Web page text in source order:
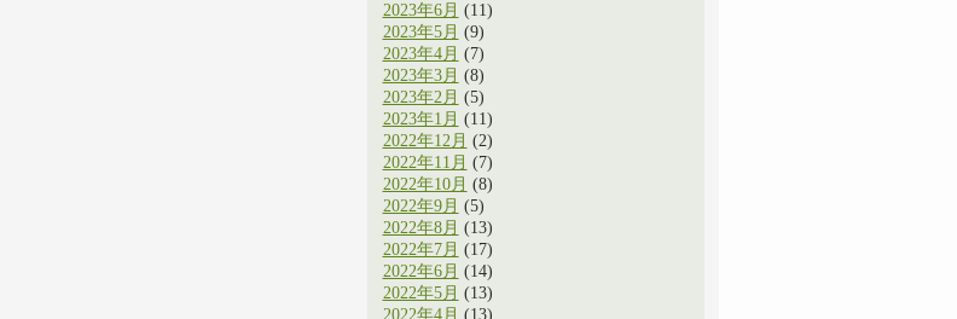
2023年6月 (11)
2023年5月 (9)
2023年4月 (7)
2023年3月 (8)
2023年2月 (5)
2023年1月 (11)
2022年12月 (2)
2022年11月 (7)
2022年10月 (8)
2022年9月 (5)
2022年8月 (13)
2022年7月 (17)
2022年6月 (14)
2022年5月 (13)
2022年4月 (13)